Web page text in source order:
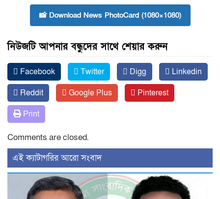
📸 Download News PhotoCard (1080×1080)
নিউজটি আপনার বন্ধুদের সাথে শেয়ার করুন
Facebook Twitter Digg
Linkedin
Reddit
Google Plus
Pinterest
Print
Comments are closed.
‍এই ক্যাটাগরির ‍আরো সংবাদ